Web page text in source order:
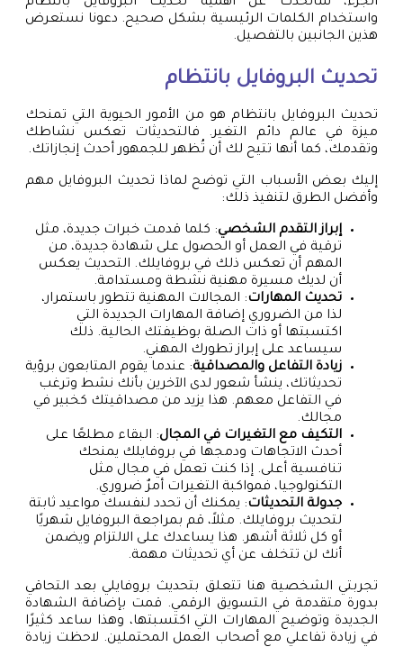
واستخدام الكلمات الرئيسية بشكل صحيح. دعونا نستعرض
هذين الجانبين بالتفصيل.
تحديث البروفايل بانتظام
تحديث البروفايل بانتظام هو من الأمور الحيوية التي تمنحك
ميزة في عالم دائم التغير. فالتحديثات تعكس نشاطك
وتقدمك، كما أنها تتيح لك أن تُظهر للجمهور أحدث إنجازاتك.
إليك بعض الأسباب التي توضح لماذا تحديث البروفايل مهم
وأفضل الطرق لتنفيذ ذلك:
إبراز التقدم الشخصي: كلما قدمت خبرات جديدة، مثل
ترقية في العمل أو الحصول على شهادة جديدة، من
المهم أن تعكس ذلك في بروفايلك. التحديث يعكس
أن لديك مسيرة مهنية نشطة ومستدامة.
تحديث المهارات: المجالات المهنية تتطور باستمرار،
لذا من الضروري إضافة المهارات الجديدة التي
اكتسبتها أو ذات الصلة بوظيفتك الحالية. ذلك
سيساعد على إبراز تطورك المهني.
زيادة التفاعل والمصداقية: عندما يقوم المتابعون برؤية
تحديثاتك، ينشأ شعور لدى الآخرين بأنك نشط وترغب
في التفاعل معهم. هذا يزيد من مصداقيتك كخبير في
مجالك.
التكيف مع التغيرات في المجال: البقاء مطلعًا على
أحدث الاتجاهات ودمجها في بروفايلك يمنحك
تنافسية أعلى. إذا كنت تعمل في مجال مثل
التكنولوجيا، فمواكبة التغيرات أمرٌ ضروري.
جدولة التحديثات: يمكنك أن تحدد لنفسك مواعيد ثابتة
لتحديث بروفايلك. مثلاً، قم بمراجعة البروفايل شهريًا
أو كل ثلاثة أشهر. هذا يساعدك على الالتزام ويضمن
أنك لن تتخلف عن أي تحديثات مهمة.
تجربتي الشخصية هنا تتعلق بتحديث بروفايلي بعد التحاقي
بدورة متقدمة في التسويق الرقمي. قمت بإضافة الشهادة
الجديدة وتوضيح المهارات التي اكتسبتها، وهذا ساعد كثيرًا
في زيادة تفاعلي مع أصحاب العمل المحتملين. لاحظت زيادة